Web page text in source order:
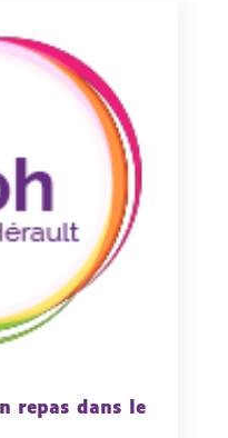
repas dans le